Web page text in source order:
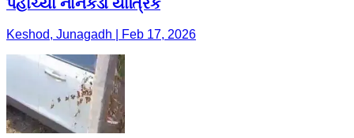
પહોંચ્યો નાનકડો યાત્રિક
Keshod, Junagadh | Feb 17, 2026